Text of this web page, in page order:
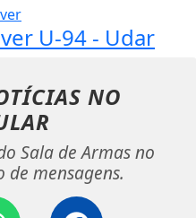
U-94 - Udar
NO
Sala de Armas no
mensagens.